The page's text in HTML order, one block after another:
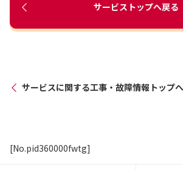
サービストップへ戻る
サービスに関する工事・故障情報トップ
[No.pid360000fwtg]